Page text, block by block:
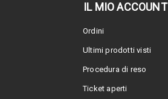
IL MIO ACCOUNT
Ordini
Ultimi prodotti visti
Procedura di reso
Ticket aperti